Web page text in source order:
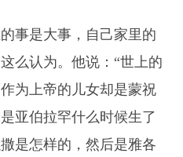
事是大事，自己家里的
么认为。他说：“世上的
为上帝的儿女却是蒙祝
亚伯拉罕什么时候生了
是怎样的，然后是雅各